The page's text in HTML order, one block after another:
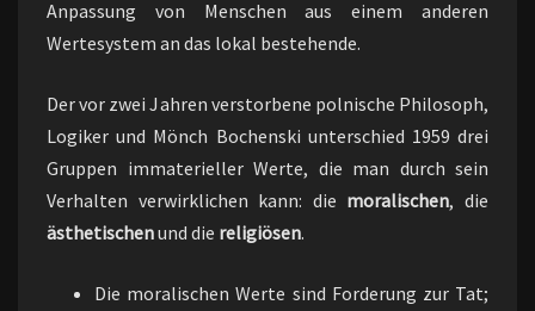
Anpassung von Menschen aus einem anderen
Wertesystem an das lokal bestehende.
Der vor zwei Jahren verstorbene polnische Philosoph,
Logiker und Mönch Bochenski unterschied 1959 drei
Gruppen immaterieller Werte, die man durch sein
Verhalten verwirklichen kann: die moralischen, die
ästhetischenund die religiösen.
Die moralischen Werte sind Forderung zur Tat;